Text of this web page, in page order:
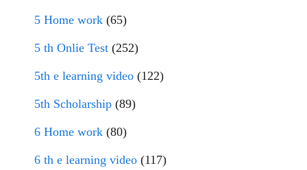
5 Home work (65)
5 th Onlie Test (252)
5th e learning video (122)
5th Scholarship (89)
6 Home work (80)
6 th e learning video (117)